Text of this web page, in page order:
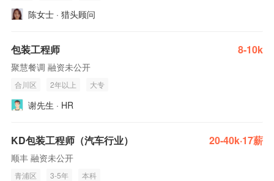
陈女士 · 猎头顾问
包装工程师 8-10k
聚慧餐调 融资未公开
合川区 2年以上 大专
谢先生 · HR
KD包装工程师（汽车行业） 20-40k·17薪
顺丰 融资未公开
青浦区 3-5年 本科